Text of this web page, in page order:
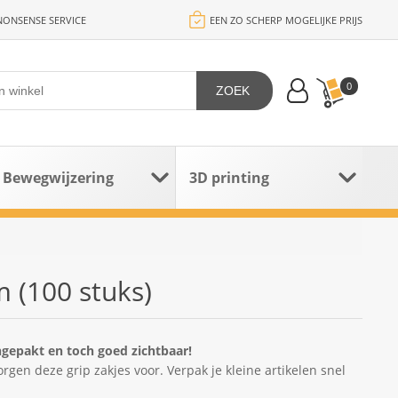
SERVICE EEN ZO SCHERP MOGELIJKE PRIJS
0
ZOEK
Bewegwijzering 3D printing
(100 stuks)
en toch goed zichtbaar!
deze grip zakjes voor. Verpak je kleine artikelen snel